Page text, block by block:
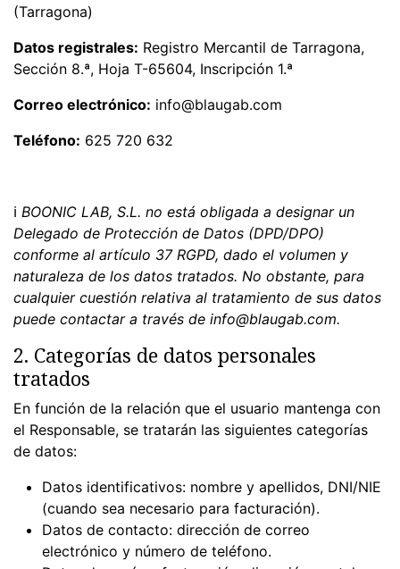
(Tarragona)
Datos registrales: Registro Mercantil de Tarragona,
Sección 8.ª, Hoja T-65604, Inscripción 1.ª
Correo electrónico: info@blaugab.com
Teléfono: 625 720 632
ℹ BOONIC LAB, S.L. no está obligada a designar un
Delegado de Protección de Datos (DPD/DPO)
conforme al artículo 37 RGPD, dado el volumen y
naturaleza de los datos tratados. No obstante, para
cualquier cuestión relativa al tratamiento de sus datos
puede contactar a través de info@blaugab.com.
2. Categorías de datos personales
tratados
En función de la relación que el usuario mantenga con
el Responsable, se tratarán las siguientes categorías
de datos:
Datos identificativos: nombre y apellidos, DNI/NIE
(cuando sea necesario para facturación).
Datos de contacto: dirección de correo
electrónico y número de teléfono.